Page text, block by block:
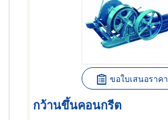
ขอใบเสนอราคา
กว้านขึ้นคอนกรีต